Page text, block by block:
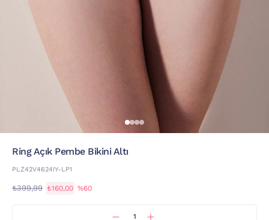
Ring Açık Pembe Bikini Altı
PLZ42V4624IY-LP1
₺399,99 ₺160,00 %60